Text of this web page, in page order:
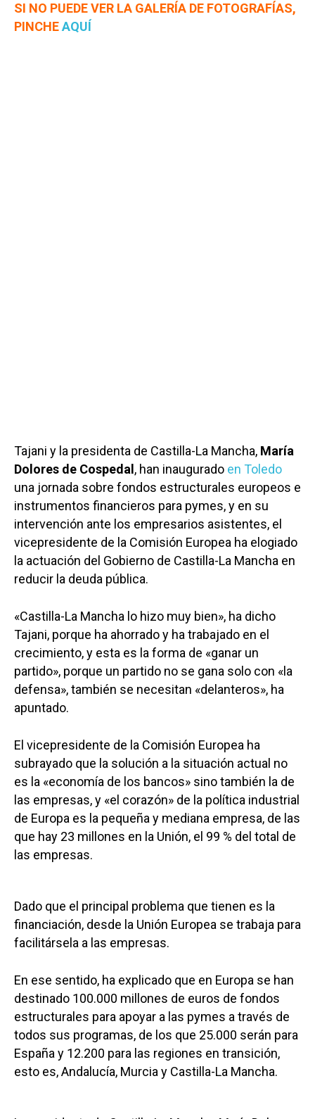
SI NO PUEDE VER LA GALERÍA DE FOTOGRAFÍAS,
PINCHEAQUÍ
Tajani y la presidenta de Castilla-La Mancha, María
Dolores de Cospedal , han inaugurado en Toledo
una jornada sobre fondos estructurales europeos e
instrumentos financieros para pymes, y en su
intervención ante los empresarios asistentes, el
vicepresidente de la Comisión Europea ha elogiado
la actuación del Gobierno de Castilla-La Mancha en
reducir la deuda pública.
«Castilla-La Mancha lo hizo muy bien», ha dicho
Tajani, porque ha ahorrado y ha trabajado en el
crecimiento, y esta es la forma de «ganar un
partido», porque un partido no se gana solo con «la
defensa», también se necesitan «delanteros», ha
apuntado.
El vicepresidente de la Comisión Europea ha
subrayado que la solución a la situación actual no
es la «economía de los bancos» sino también la de
las empresas, y «el corazón» de la política industrial
de Europa es la pequeña y mediana empresa, de las
que hay 23 millones en la Unión, el 99 % del total de
las empresas.
Dado que el principal problema que tienen es la
financiación, desde la Unión Europea se trabaja para
facilitársela a las empresas.
En ese sentido, ha explicado que en Europa se han
destinado 100.000 millones de euros de fondos
estructurales para apoyar a las pymes a través de
todos sus programas, de los que 25.000 serán para
España y 12.200 para las regiones en transición,
esto es, Andalucía, Murcia y Castilla-La Mancha.